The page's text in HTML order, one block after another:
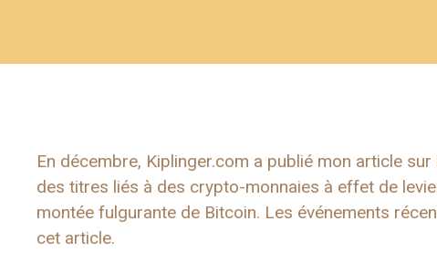
En décembre, Kiplinger.com a publié mon article
des titres liés à des crypto-monnaies à effet de
montée fulgurante de Bitcoin. Les événements
cet article.